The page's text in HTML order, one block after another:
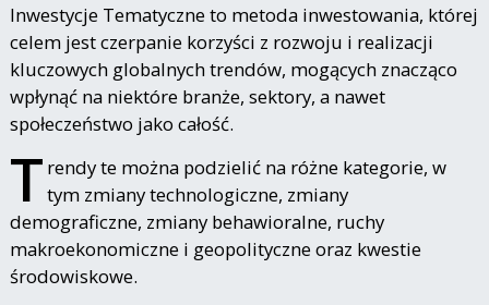
Inwestycje Tematyczne to metoda inwestowania, której
celem jest czerpanie korzyści z rozwoju i realizacji
kluczowych globalnych trendów, mogących znacząco
wpłynąć na niektóre branże, sektory, a nawet
społeczeństwo jako całość.
T rendy te można podzielić na różne kategorie, w
tym zmiany technologiczne, zmiany
demograficzne, zmiany behawioralne, ruchy
makroekonomiczne i geopolityczne oraz kwestie
środowiskowe.